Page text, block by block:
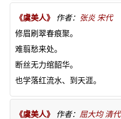
《虞美人》 作者： 张炎 宋代
修眉刷翠春痕聚。
难翦愁来处。
断丝无力绾韶华。
也学落红流水、到天涯。
《虞美人》 作者： 屈大均 清代